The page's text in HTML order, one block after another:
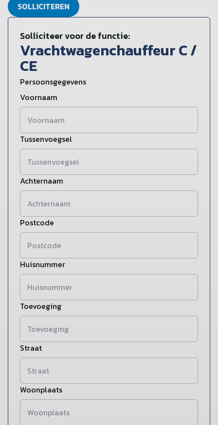
SOLLICITEREN
Solliciteer voor de functie:
Vrachtwagenchauffeur C /
CE
Persoonsgegevens
Voornaam
Tussenvoegsel
Achternaam
Postcode
Huisnummer
Toevoeging
Straat
Woonplaats